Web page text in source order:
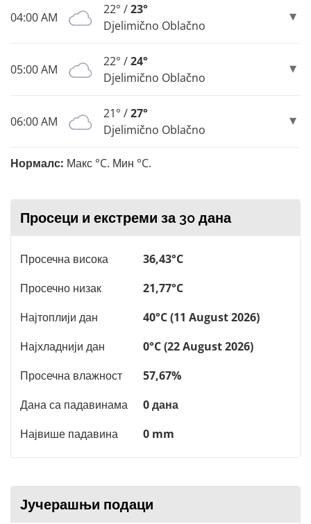
04:00 AM
22° /23°
Djelimično Oblačno
05:00 AM
22° /24°
Djelimično Oblačno
06:00 AM
21° /27°
Djelimično Oblačno
Нормалс: Макс °C. Мин °C.
Просеци и екстреми за 30 дана
Просечна висока
36,43°C
Просечно низак
21,77°C
Најтоплији дан
40°C (11 August 2026)
Најхладнији дан
0°C (22 August 2026)
Просечна влажност
57,67%
Дана са падавинама
0 дана
Највише падавина
0 mm
Јучерашњи подаци